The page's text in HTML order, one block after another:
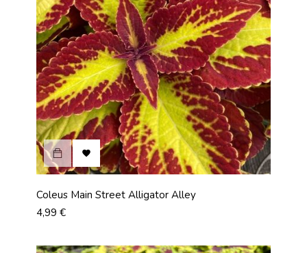

Coleus Main Street Alligator Alley
Prix
4,99 €